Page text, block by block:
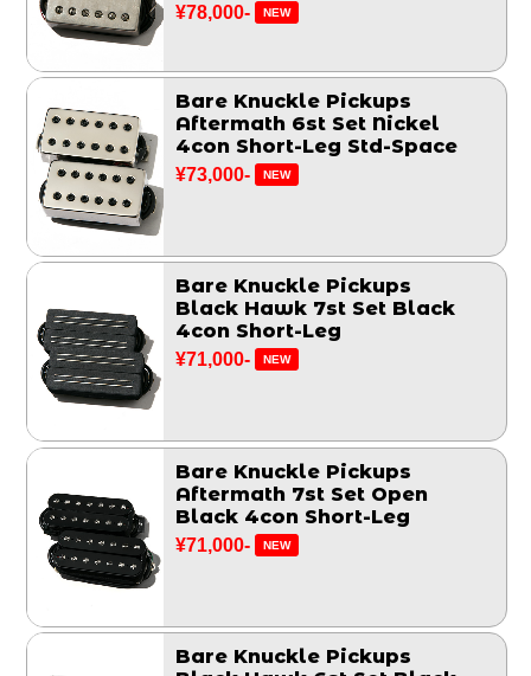
¥78,000- NEW
Bare Knuckle Pickups
Aftermath 6st Set Nickel
4con Short-Leg Std-Space
¥73,000- NEW
Bare Knuckle Pickups
Black Hawk 7st Set Black
4con Short-Leg
¥71,000- NEW
Bare Knuckle Pickups
Aftermath 7st Set Open
Black 4con Short-Leg
¥71,000- NEW
Bare Knuckle Pickups